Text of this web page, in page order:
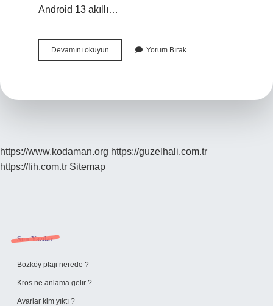
Android 13 akıllı…
Devamını okuyun Dünyanın
En
Yorum Bırak
https://www.kodaman.org https://guzelhali.com.tr
https://lih.com.tr Sitemap
Sidebar
Son Yazılar
Bozköy plaji nerede ?
Kros ne anlama gelir ?
Avarlar kim yıktı ?